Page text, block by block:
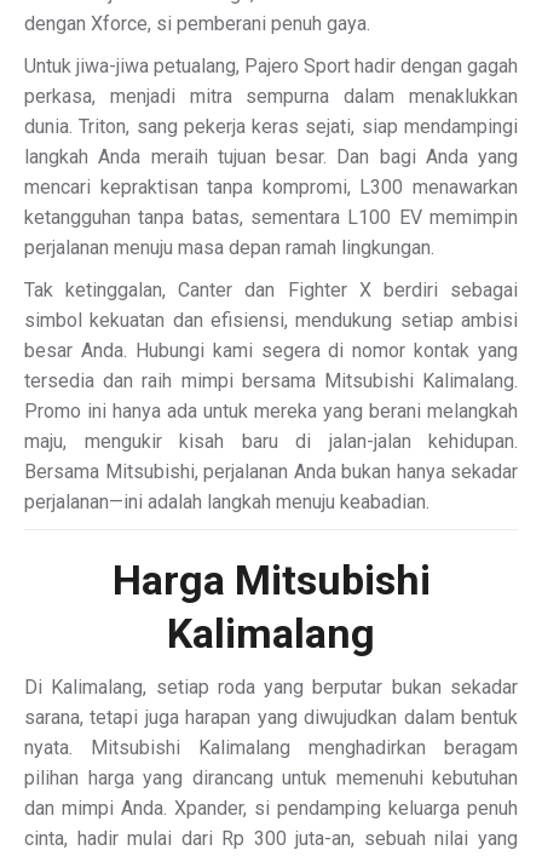
dengan Xforce, si pemberani penuh gaya.
Untuk jiwa-jiwa petualang, Pajero Sport hadir dengan gagah
perkasa, menjadi mitra sempurna dalam menaklukkan
dunia. Triton, sang pekerja keras sejati, siap mendampingi
langkah Anda meraih tujuan besar. Dan bagi Anda yang
mencari kepraktisan tanpa kompromi, L300 menawarkan
ketangguhan tanpa batas, sementara L100 EV memimpin
perjalanan menuju masa depan ramah lingkungan.
Tak ketinggalan, Canter dan Fighter X berdiri sebagai
simbol kekuatan dan efisiensi, mendukung setiap ambisi
besar Anda. Hubungi kami segera di nomor kontak yang
tersedia dan raih mimpi bersama Mitsubishi Kalimalang.
Promo ini hanya ada untuk mereka yang berani melangkah
maju, mengukir kisah baru di jalan-jalan kehidupan.
Bersama Mitsubishi, perjalanan Anda bukan hanya sekadar
perjalanan—ini adalah langkah menuju keabadian.
Harga Mitsubishi
Kalimalang
Di Kalimalang, setiap roda yang berputar bukan sekadar
sarana, tetapi juga harapan yang diwujudkan dalam bentuk
nyata. Mitsubishi Kalimalang menghadirkan beragam
pilihan harga yang dirancang untuk memenuhi kebutuhan
dan mimpi Anda. Xpander, si pendamping keluarga penuh
cinta, hadir mulai dari Rp 300 juta-an, sebuah nilai yang